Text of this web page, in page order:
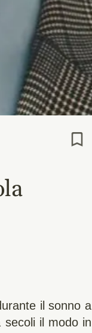
il sonno a
secoli il modo in